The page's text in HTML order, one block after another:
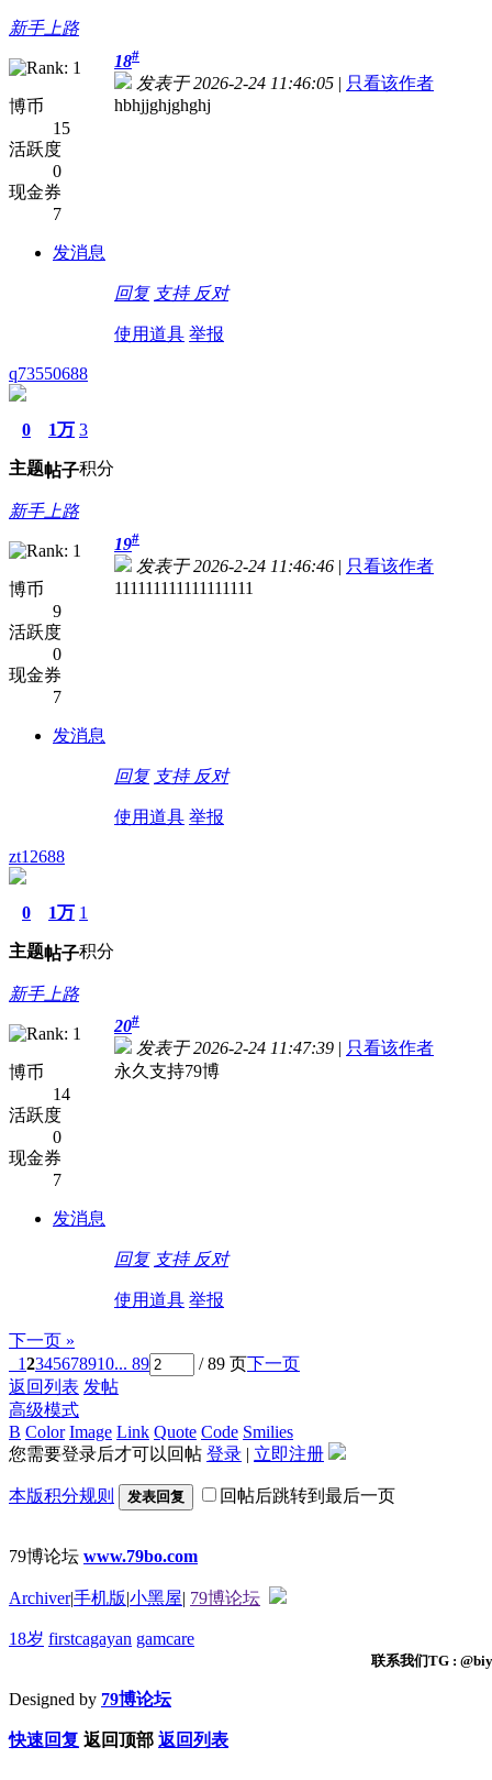
新手上路
博币
15
活跃度
0
现金券
7
发消息
18#
发表于 2026-2-24 11:46:05 | 只看该作者
hbhjjghjghghj
回复 支持 反对
使用道具 举报
q73550688
0
主题
1万
帖子
3
积分
新手上路
博币
9
活跃度
0
现金券
7
发消息
19#
发表于 2026-2-24 11:46:46 | 只看该作者
111111111111111111
回复 支持 反对
使用道具 举报
zt12688
0
主题
1万
帖子
1
积分
新手上路
博币
14
活跃度
0
现金券
7
发消息
20#
发表于 2026-2-24 11:47:39 | 只看该作者
永久支持79博
回复 支持 反对
使用道具 举报
下一页 »
12345678910... 89 / 89 页下一页
返回列表 发帖
高级模式
B Color Image Link Quote Code Smilies
您需要登录后才可以回帖 登录 | 立即注册
本版积分规则 发表回复 回帖后跳转到最后一页
79博论坛 www.79bo.com
Archiver|手机版|小黑屋| 79博论坛
18岁 firstcagayan gamcare
联系我们TG :
Designed by 79博论坛
快速回复 返回顶部 返回列表